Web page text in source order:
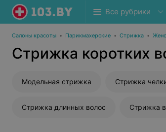
Все рубрики
Салоны красоты • Парикмахерские • Стрижка •
Стрижка коротких
Модельная стрижка Стрижка
Стрижка длинных волос Стрижка